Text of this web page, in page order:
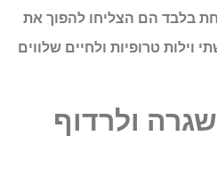
בלבד הם הצליחו להפוך את
טרופיות ולחיים שלווים
ולרדוף